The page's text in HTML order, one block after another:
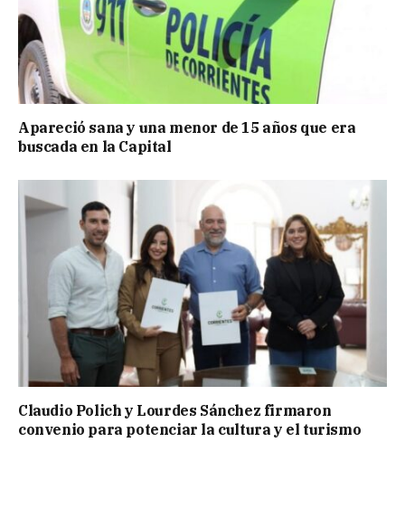
Apareció sana y una menor de 15 años que era
buscada en la Capital
Claudio Polich y Lourdes Sánchez firmaron
convenio para potenciar la cultura y el turismo